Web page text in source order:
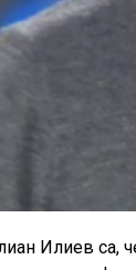
Илиев са,